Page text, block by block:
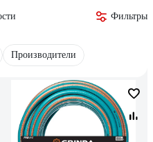
Фильтры
Производители